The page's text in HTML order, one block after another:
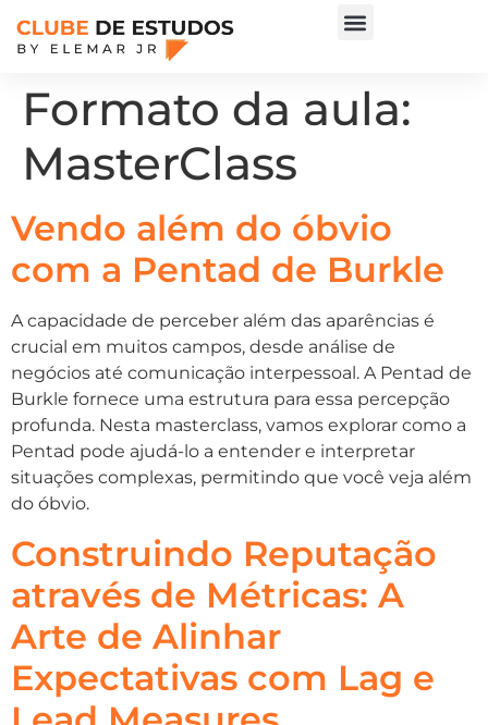
Formato da aula:
MasterClass
Vendo além do óbvio
com a Pentad de Burkle
A capacidade de perceber além das aparências é
crucial em muitos campos, desde análise de
negócios até comunicação interpessoal. A Pentad de
Burkle fornece uma estrutura para essa percepção
profunda. Nesta masterclass, vamos explorar como a
Pentad pode ajudá-lo a entender e interpretar
situações complexas, permitindo que você veja além
do óbvio.
Construindo Reputação
através de Métricas: A
Arte de Alinhar
Expectativas com Lag e